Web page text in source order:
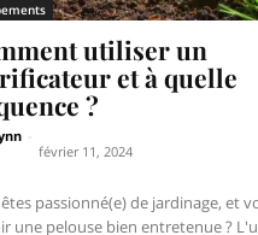
utiliser un
et à quelle
?
février 11, 2024
passionné(e) de jardinage, et
une pelouse bien entretenue ?